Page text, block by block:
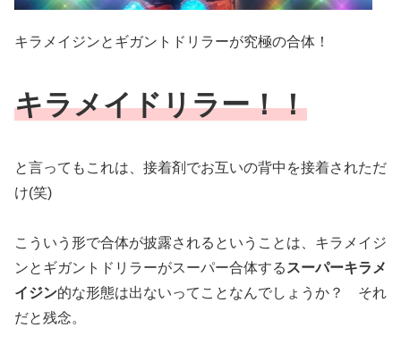
キラメイジンとギガントドリラーが究極の合体！
キラメイドリラー！！
と言ってもこれは、接着剤でお互いの背中を接着されただ
け(笑)
こういう形で合体が披露されるということは、キラメイジ
ンとギガントドリラーがスーパー合体する スーパーキラメ
イジン的な形態は出ないってことなんでしょうか？ それ
だと残念。